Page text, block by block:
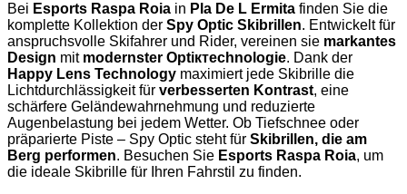
Bei Esports Raspa Roia in Pla De L Ermita finden Sie die
komplette Kollektion der Spy Optic Skibrillen. Entwickelt für
anspruchsvolle Skifahrer und Rider, vereinen sie markantes
Design mit modernster Optiктechnologie. Dank der
Happy Lens Technology maximiert jede Skibrille die
Lichtdurchlässigkeit für verbesserten Kontrast, eine
schärfere Geländewahrnehmung und reduzierte
Augenbelastung bei jedem Wetter. Ob Tiefschnee oder
präparierte Piste – Spy Optic steht für Skibrillen, die am
Berg performen. Besuchen Sie Esports Raspa Roia, um
die ideale Skibrille für Ihren Fahrstil zu finden.